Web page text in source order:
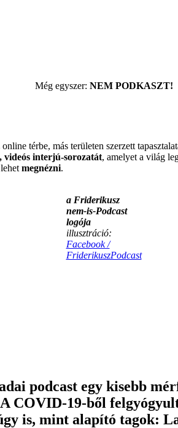
Még egyszer: NEM PODKASZT!
térbe, más területen szerzett
videós interjú-sorozatát, amelyet a világ
megnézni.
a Friderikusz
nem-is-Podcast
logója
illusztráció:
Facebook /
FriderikuszPodcast
podcast egy kisebb
COVID-19-ből
is, mint alapító tagok: